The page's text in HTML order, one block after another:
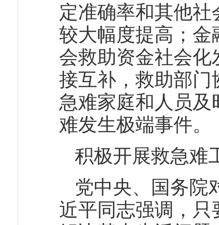
定准确率和其他
较大幅度提高；
会救助资金社会
接互补，救助部
急难家庭和人员
难发生极端事件。
积极开展救急难
党中央、国务院
近平同志强调，